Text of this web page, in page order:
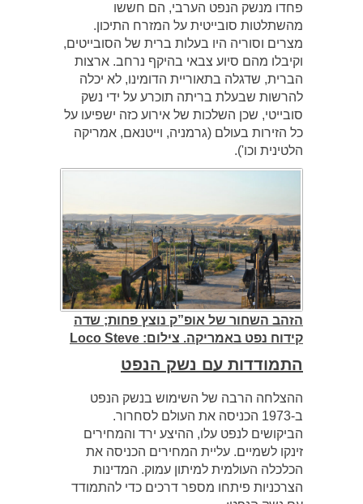
פחדו מנשק הנפט הערבי, הם חששו
מהשתלטות סובייטית על המזרח התיכון.
מצרים וסוריה היו בעלות ברית של הסובייטים,
וקיבלו מהם סיוע צבאי בהיקף נרחב. ארצות
הברית, שדגלה בתאוריית הדומינו, לא יכלה
להרשות שבעלת בריתה תוכרע על ידי נשק
סובייטי, שכן השלכות של אירוע כזה ישפיעו על
כל הזירות בעולם (גרמניה, וייטנאם, אמריקה
הלטינית וכו').
הזהב השחור של אופ”ק נוצץ פחות; שדה
קידוח נפט באמריקה. צילום: Loco Steve
התמודדות עם נשק הנפט
ההצלחה הרבה של השימוש בנשק הנפט
ב-1973 הכניסה את העולם לסחרור.
הביקושים לנפט עלו, ההיצע ירד והמחירים
זינקו לשמיים. עליית המחירים הכניסה את
הכלכלה העולמית למיתון עמוק. המדינות
הצרכניות פיתחו מספר דרכים כדי להתמודד